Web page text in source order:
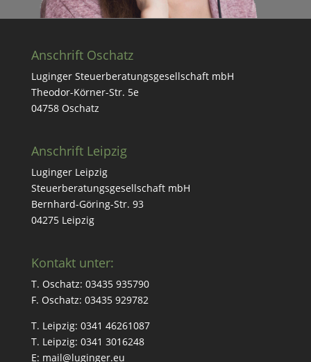
Anschrift Oschatz
Lug­in­ger Steuer­ber­atungs­ge­sellschaft mbH
Theodor-Körn­er-Str. 5e
04758 Oschatz
Anschrift Leipzig
Lug­in­ger Leipzig
Steuer­ber­atungs­ge­sellschaft mbH
Bern­hard-Göring-Str. 93
04275 Leipzig
Kontakt unter:
T. Oschatz: 03435 935790
F. Oschatz: 03435 929782
T. Leipzig: 0341 46261087
T. Leipzig: 0341 3016248
E: mail@luginger.eu